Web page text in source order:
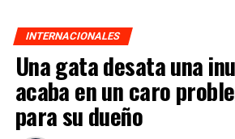
INTERNACIONALES
Una gata desata una
acaba en un caro
para su dueño